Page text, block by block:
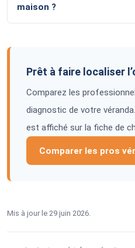
maison ?
Prêt à faire localiser
Comparez les
diagnostic de votre
est affiché sur la fiche de
Comparer les pros
Mis à jour le 29 juin 2026.